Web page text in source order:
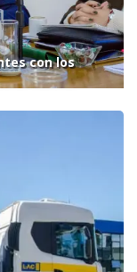
con los